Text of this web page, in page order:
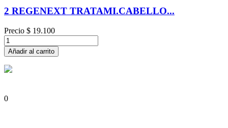
2 REGENEXT TRATAMI.CABELLO...
Precio $ 19.100
Añadir al carrito
0